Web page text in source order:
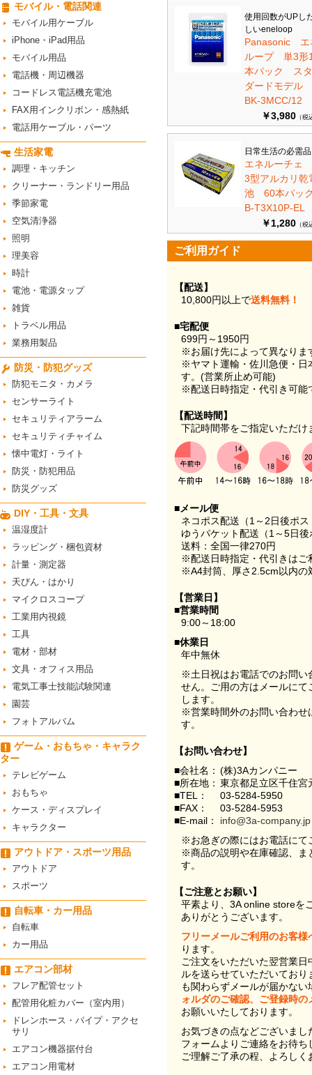
モバイル・電話関連
モバイル用ケーブル
iPhone・iPad用品
モバイル用品
電話機・周辺機器
コードレス電話機充電池
FAX用インクリボン・感熱紙
電話用ケーブル・パーツ
生活家電
調理・キッチン
クリーナー・ランドリー用品
季節家電
空気清浄器
照明
理美容
時計
電池・電源タップ
雑貨
トラベル用品
業務用製品
防災・防犯グッズ
防犯モニタ・カメラ
センサーライト
セキュリティアラーム
セキュリティチャイム
懐中電灯・ライト
防災・防犯用品
防災グッズ
DIY・工具・文具
温湿度計
ラッピング・梱包資材
計量・測定器
天びん・はかり
マイクロスコープ
工業用内視鏡
工具
電材・部材
文具・オフィス用品
電気工事士技能試験関連
園芸
フォトアルバム
ゲーム・おもちゃ・キャラク
ター
テレビゲーム
おもちゃ
ケース・ディスプレイ
キャラクター
アウトドア・スポーツ用品
アウトドア
スポーツ
自転車・カー用品
自転車
カー用品
エアコン部材
フレア配管セット
配管用化粧カバー（室内用）
ドレンホース・パイプ・アクセ
サリ
エアコン機器据付台
エアコン用電材
使用回数がUPし
しいeneloop
Panasonic エ
ループ 単3形
本パック ス
ダードモデル
BK-3MCC/12
￥3,980 （税
日常生活の必需
エネルーチェ
3型アルカリ乾
池 60本パ
B-T3X10P-EL
￥1,280 （税
ご利用ガイド
【配送】
10,800円以上で送料無料！
■宅配便
699円～1950円
※お届け先によって異なりま
※ヤマト運輸・佐川急便・日
す。(営業所止め可能)
※配送日時指定・代引き可能
【配送時間】
下記時間帯をご指定いただけ
■メール便
ネコポス配送（1～2日後ポ
ゆうパケット配送（1～5日
送料：全国一律270円
※配送日時指定・代引きはご
※A4封筒、厚さ2.5cm以内の
【営業日】
■営業時間
9:00～18:00
■休業日
年中無休
※土日祝はお電話でのお問い
せん。ご用の方はメールに
します。
※営業時間外のお問い合わせ
す。
【お問い合わせ】
■会社名： (株)3Aカンパニー
■所在地： 東京都足立区千住
■TEL：
03-5284-5950
■FAX：
03-5284-5953
■E-mail：
info@3a-company.jp
※お急ぎの際にはお電話にて
※商品の説明や在庫確認、ま
す。
【ご注意とお願い】
平素より、3A online storeを
ありがとうございます。
フリーメールご利用のお客様
ります。
ご注文をいただいた翌営業
ルを送らせていただいてお
も関わらずメールが届かない
ォルダのご確認、ご登録時
お願いいたしております。
お気づきの点などございま
フォームよりご連絡をお待ち
ご理解ご了承の程、よろし